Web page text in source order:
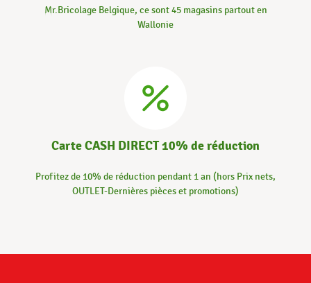
Mr.Bricolage Belgique, ce sont 45 magasins partout en
Wallonie
Carte CASH DIRECT 10% de réduction
Profitez de 10% de réduction pendant 1 an (hors Prix nets,
OUTLET-Dernières pièces et promotions)